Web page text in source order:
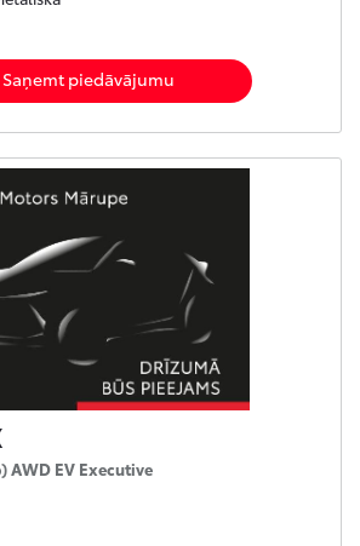
Saņemt piedāvājumu
AWD EV Executive